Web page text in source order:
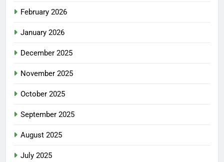
February 2026
January 2026
December 2025
November 2025
October 2025
September 2025
August 2025
July 2025